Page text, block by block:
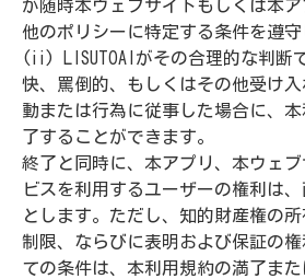
が随時本ウェブサイトもしくは本
他のポリシーに特定する条件を遵
(ii) LISUTOAIがその合理的な判断
快、罵倒的、もしくはその他受け
動または行為に従事した場合に、
了することができます。
終了と同時に、本アプリ、本ウェ
ビスを利用するユーザーの権利は
とします。ただし、知的財産権の
制限、ならびに表明および保証の
ての条件は、本利用規約の満了ま